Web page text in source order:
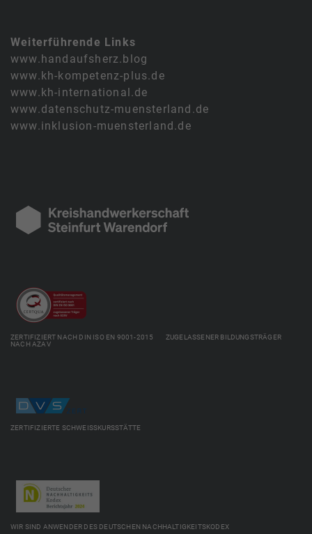
Weiterführende Links
www.handaufsherz.blog
www.kh-kompetenz-plus.de
www.kh-international.de
www.datenschutz-muensterland.de
www.inklusion-muensterland.de
ZERTIFIZIERT NACH DIN ISO EN 9001-2015 ZUGELASSENER BILDUNGSTRÄGER
NACH AZAV
ZERTIFIZIERTE SCHWEISSKURSSTÄTTE
WIR SIND ANWENDER DES DEUTSCHEN NACHHALTIGKEITSKODEX